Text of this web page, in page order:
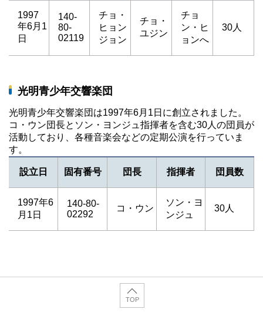
1997
年6月1
日
140-
80-
02119
チョ・
ヒョン
ジョン
チョ・
ユジン
チョ
ン・ヒ
ョンへ
30人
光明青少年交響楽団
光明青少年交響楽団は1997年6月1日に創立されました。
コ・ウン団長とソン・ヨンジュ指揮者を含む30人の団員が
活動しており、各種音楽会などの定期公演を行っていま
す。
設立日 固有番号 団長 指揮者 団員数
1997年6
月1日
140-80-
02292
コ・ウン
ソン・ヨ
ンジュ
30人
TOP